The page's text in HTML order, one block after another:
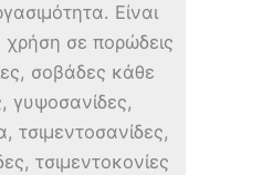
Είναι
χρήση σε πορώδεις
σοβάδες κάθε
γυψοσανίδες,
τσιμεντοσανίδες,
τσιμεντοκονίες